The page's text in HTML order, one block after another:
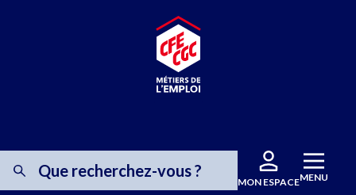
MON ESPACEMENU